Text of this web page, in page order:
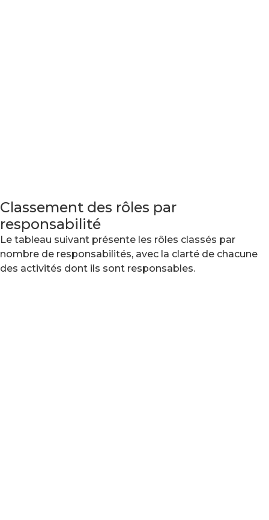
Classement des rôles par
responsabilité
Le tableau suivant présente les rôles classés par
nombre de responsabilités, avec la clarté de chacune
des activités dont ils sont responsables.